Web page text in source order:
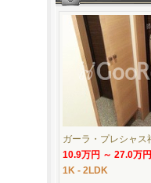
ガーラ・プレシャス
10.9万円 ～ 27.0万円
1K - 2LDK